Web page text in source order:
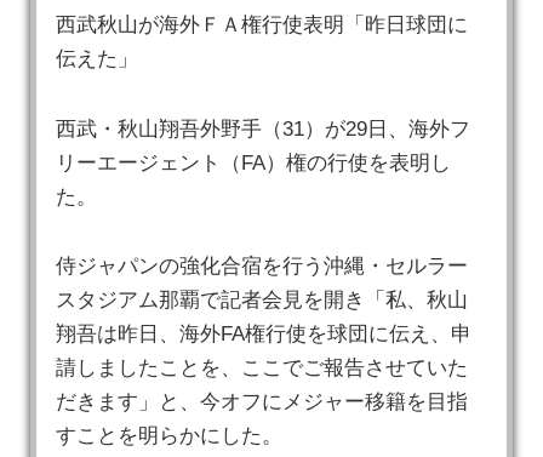
西武秋山が海外ＦＡ権行使表明「昨日球団に
伝えた」
西武・秋山翔吾外野手（31）が29日、海外フ
リーエージェント（FA）権の行使を表明し
た。
侍ジャパンの強化合宿を行う沖縄・セルラー
スタジアム那覇で記者会見を開き「私、秋山
翔吾は昨日、海外FA権行使を球団に伝え、申
請しましたことを、ここでご報告させていた
だきます」と、今オフにメジャー移籍を目指
すことを明らかにした。